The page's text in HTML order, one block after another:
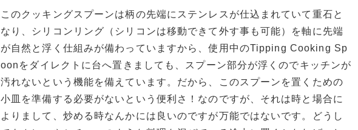
このクッキングスプーンは柄の先端にステンレスが仕込まれていて重石と
なり、シリコンリング（シリコンは移動できて外す事も可能）を軸に先端
が自然と浮く仕組みが備わっていますから、使用中のTipping Cooking Sp
oonをダイレクトに台へ置きましても、スプーン部分が浮くのでキッチンが
汚れないという機能を備えています。だから、このスプーンを置くための
小皿を準備する必要がないという便利さ！なのですが、それは時と場合に
よりまして、炒める時なんかには良いのですが万能ではないです。どうし